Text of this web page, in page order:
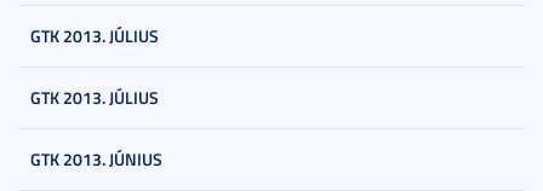
GTK 2013. JÚLIUS
GTK 2013. JÚLIUS
GTK 2013. JÚNIUS